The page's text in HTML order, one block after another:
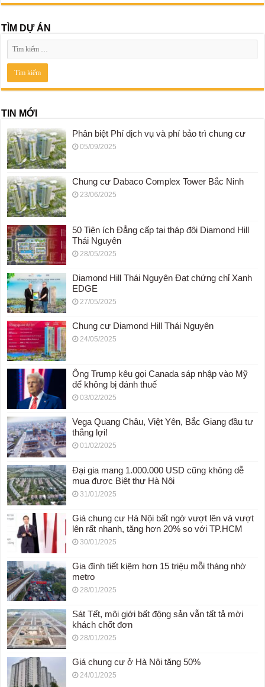
TÌM DỰ ÁN
TIN MỚI
Phân biệt Phí dịch vụ và phí bảo trì chung cư
05/09/2025
Chung cư Dabaco Complex Tower Bắc Ninh
23/06/2025
50 Tiện ích Đẳng cấp tại tháp đôi Diamond Hill
Thái Nguyên
28/05/2025
Diamond Hill Thái Nguyên Đạt chứng chỉ Xanh
EDGE
27/05/2025
Chung cư Diamond Hill Thái Nguyên
24/05/2025
Ông Trump kêu gọi Canada sáp nhập vào Mỹ
để không bị đánh thuế
03/02/2025
Vega Quang Châu, Việt Yên, Bắc Giang đầu tư
thắng lợi!
01/02/2025
Đại gia mang 1.000.000 USD cũng không dễ
mua được Biệt thự Hà Nội
31/01/2025
Giá chung cư Hà Nội bất ngờ vượt lên và vượt
lên rất nhanh, tăng hơn 20% so với TP.HCM
30/01/2025
Gia đình tiết kiệm hơn 15 triệu mỗi tháng nhờ
metro
28/01/2025
Sát Tết, môi giới bất động sản vẫn tất tả mời
khách chốt đơn
28/01/2025
Giá chung cư ở Hà Nội tăng 50%
24/01/2025